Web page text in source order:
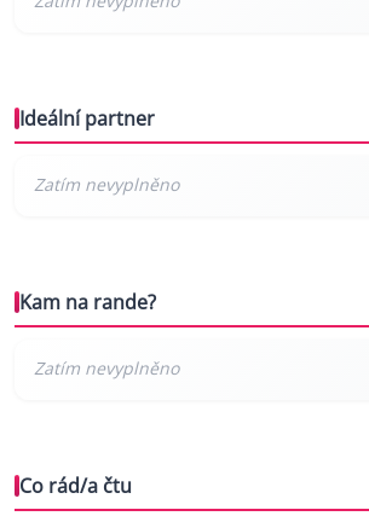
Ideální partner
Kam na rande?
Co rád/a čtu